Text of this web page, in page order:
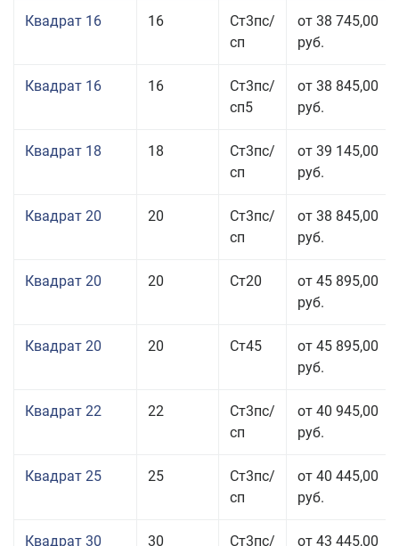
Квадрат 16 16
Ст3пс/
сп
от 38 745,00
руб.
Квадрат 16 16
Ст3пс/
сп5
от 38 845,00
руб.
Квадрат 18 18
Ст3пс/
сп
от 39 145,00
руб.
Квадрат 20 20
Ст3пс/
сп
от 38 845,00
руб.
Квадрат 20 20 Ст20
от 45 895,00
руб.
Квадрат 20 20 Ст45
от 45 895,00
руб.
Квадрат 22 22
Ст3пс/
сп
от 40 945,00
руб.
Квадрат 25 25
Ст3пс/
сп
от 40 445,00
руб.
Квадрат 30 30 Ст3пс/ от 43 445,00